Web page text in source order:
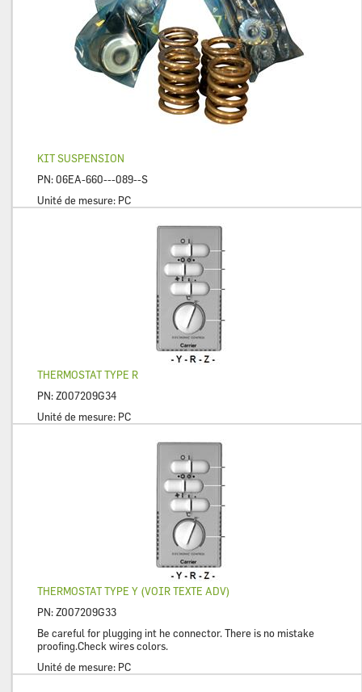
KIT SUSPENSION
PN:06EA-660---089--S
Unité de mesure: PC
THERMOSTAT TYPE R
PN:Z007209G34
Unité de mesure: PC
THERMOSTAT TYPE Y (VOIR TEXTE ADV)
PN:Z007209G33
Be careful for plugging int he connector. There is no mistake
proofing.Check wires colors.
Unité de mesure: PC